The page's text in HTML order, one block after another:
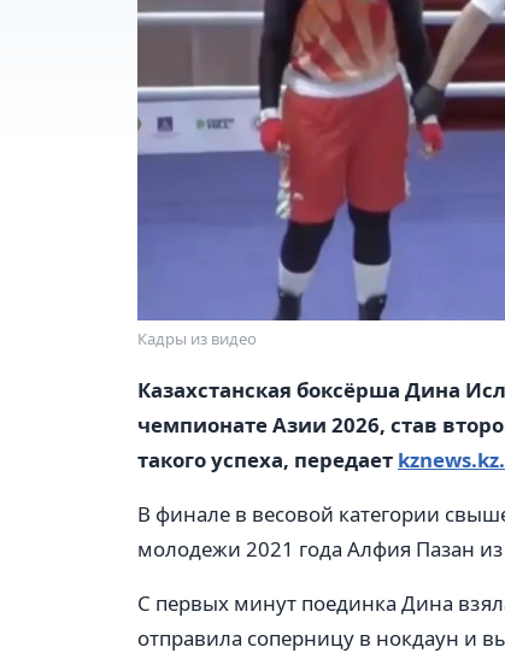
Кадры из видео
Казахстанская боксёрша Дина
чемпионате Азии 2026, став
такого успеха, передает kznews.kz.
В финале в весовой категории
молодежи 2021 года Алфия Пазан
С первых минут поединка Дина
отправила соперницу в нокдаун и